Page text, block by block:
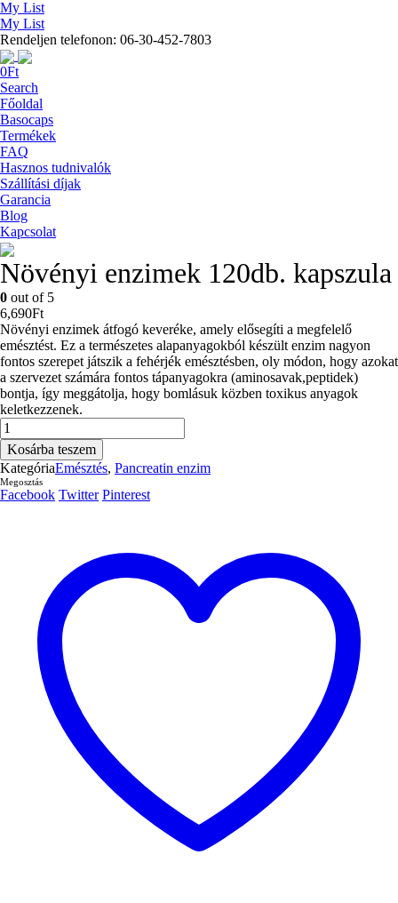
My List
My List
Rendeljen telefonon: 06-30-452-7803
0Ft
Search
Főoldal
Basocaps
Termékek
FAQ
Hasznos tudnivalók
Szállítási díjak
Garancia
Blog
Kapcsolat
Növényi enzimek 120db. kapszula
0 out of 5
6,690Ft
Növényi enzimek átfogó keveréke, amely elősegíti a megfelelő
emésztést. Ez a természetes alapanyagokból készült enzim nagyon
fontos szerepet játszik a fehérjék emésztésben, oly módon, hogy azokat
a szervezet számára fontos tápanyagokra (aminosavak,peptidek)
bontja, így meggátolja, hogy bomlásuk közben toxikus anyagok
keletkezzenek.
Növényi
enzimek
120db.
kapszula
mennyiség
Kosárba teszem
KategóriaEmésztés, Pancreatin enzim
Megosztás
Facebook Twitter Pinterest